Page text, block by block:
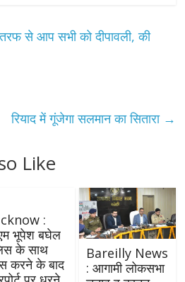
से आप सभी को दीपावली, की
रियाद में गूंजेगा सलमान का सितारा →
Like
:
भूपेश बघेल
के साथ
करने के बाद
Bareilly News
: आगामी लोकसभा